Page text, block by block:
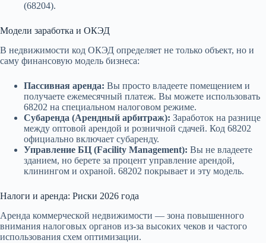
(68204).
Модели заработка и ОКЭД
В недвижимости код ОКЭД определяет не только объект, но и
саму финансовую модель бизнеса:
Пассивная аренда: Вы просто владеете помещением и
получаете ежемесячный платеж. Вы можете использовать
68202 на специальном налоговом режиме.
Субаренда (Арендный арбитраж): Заработок на разнице
между оптовой арендой и розничной сдачей. Код 68202
официально включает субаренду.
Управление БЦ (Facility Management): Вы не владеете
зданием, но берете за процент управление арендой,
клинингом и охраной. 68202 покрывает и эту модель.
Налоги и аренда: Риски 2026 года
Аренда коммерческой недвижимости — зона повышенного
внимания налоговых органов из-за высоких чеков и частого
использования схем оптимизации.